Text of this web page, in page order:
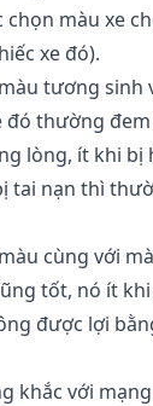
màu xe
xe đó).
tương sinh
đó thường
lòng, ít khi bị
tai nạn thì
cùng với
tốt, nó ít
được lợi
khắc với